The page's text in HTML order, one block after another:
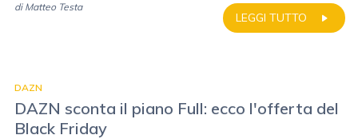
LEGGI TUTTO
di Matteo Testa
DAZN
DAZN sconta il piano Full: ecco l'offerta del
Black Friday